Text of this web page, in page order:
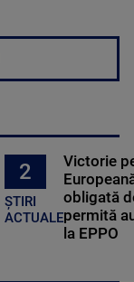
2
ȘTIRI
ACTUALE
Victorie
obligată
permită
la EPPO